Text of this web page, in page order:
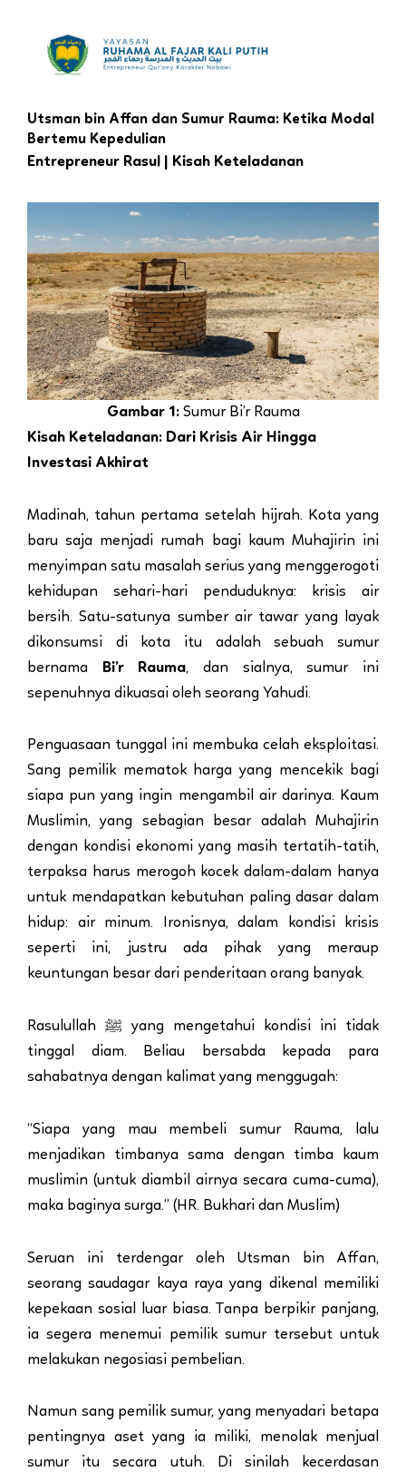
Utsman bin Affan dan Sumur Rauma: Ketika Modal
Bertemu Kepedulian
Entrepreneur Rasul | Kisah Keteladanan
Gambar 1: Sumur Bi’r Rauma
Kisah Keteladanan: Dari Krisis Air Hingga
Investasi Akhirat
Madinah, tahun pertama setelah hijrah. Kota yang
baru saja menjadi rumah bagi kaum Muhajirin ini
menyimpan satu masalah serius yang menggerogoti
kehidupan sehari-hari penduduknya: krisis air
bersih. Satu-satunya sumber air tawar yang layak
dikonsumsi di kota itu adalah sebuah sumur
bernama Bi’r Rauma, dan sialnya, sumur ini
sepenuhnya dikuasai oleh seorang Yahudi.
Penguasaan tunggal ini membuka celah eksploitasi.
Sang pemilik mematok harga yang mencekik bagi
siapa pun yang ingin mengambil air darinya. Kaum
Muslimin, yang sebagian besar adalah Muhajirin
dengan kondisi ekonomi yang masih tertatih-tatih,
terpaksa harus merogoh kocek dalam-dalam hanya
untuk mendapatkan kebutuhan paling dasar dalam
hidup: air minum. Ironisnya, dalam kondisi krisis
seperti ini, justru ada pihak yang meraup
keuntungan besar dari penderitaan orang banyak.
Rasulullah ﷺ yang mengetahui kondisi ini tidak
tinggal diam. Beliau bersabda kepada para
sahabatnya dengan kalimat yang menggugah:
“Siapa yang mau membeli sumur Rauma, lalu
menjadikan timbanya sama dengan timba kaum
muslimin (untuk diambil airnya secara cuma-cuma),
maka baginya surga.” (HR. Bukhari dan Muslim)
Seruan ini terdengar oleh Utsman bin Affan,
seorang saudagar kaya raya yang dikenal memiliki
kepekaan sosial luar biasa. Tanpa berpikir panjang,
ia segera menemui pemilik sumur tersebut untuk
melakukan negosiasi pembelian.
Namun sang pemilik sumur, yang menyadari betapa
pentingnya aset yang ia miliki, menolak menjual
sumur itu secara utuh. Di sinilah kecerdasan